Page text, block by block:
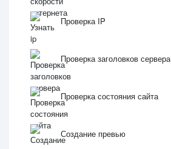
Проверка IP
Проверка заголовков сервера
Проверка состояния сайта
Создание превью